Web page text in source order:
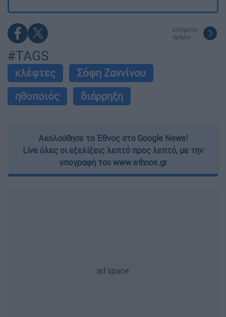
επόμενο
άρθρο
#TAGS
κλέφτες
Σόφη Ζαννίνου
ηθοποιός
διάρρηξη
Ακολούθησε το Έθνος στο Google News!
Live όλες οι εξελίξεις λεπτό προς λεπτό, με την
υπογραφή του www.ethnos.gr